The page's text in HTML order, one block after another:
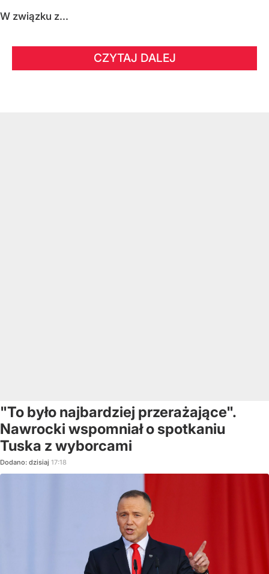
W związku z...
CZYTAJ DALEJ
"To było najbardziej przerażające".
Nawrocki wspomniał o spotkaniu
Tuska z wyborcami
Dodano: dzisiaj 17:18